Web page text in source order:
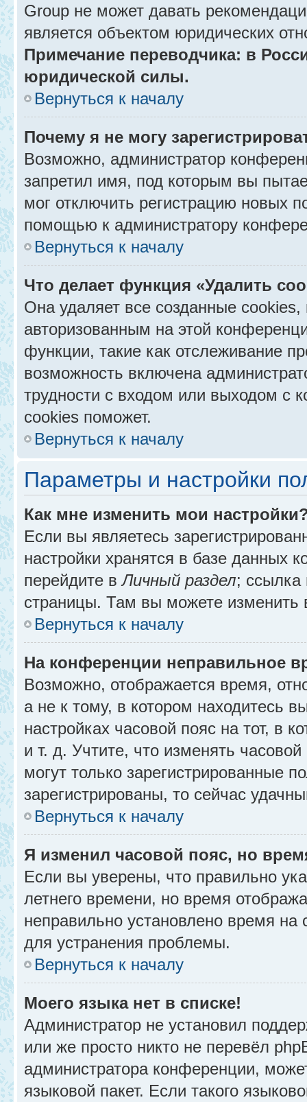
Group не может давать
является объектом юридических
Примечание переводчика: в
юридической силы.
Вернуться к началу
Почему я не могу
Возможно, администратор
запретил имя, под которым вы
мог отключить регистрацию новых
помощью к администратору
Вернуться к началу
Что делает функция «Удалить
Она удаляет все созданные
авторизованным на этой
функции, такие как отслеживание
возможность включена
трудности с входом или выходом с
cookies поможет.
Вернуться к началу
Параметры и настройки
Как мне изменить мои
Если вы являетесь
настройки хранятся в базе данных
перейдите вЛичный раздел; ссылка
страницы. Там вы можете изменить
Вернуться к началу
На конференции неправильное
Возможно, отображается время,
а не к тому, в котором находитесь
настройках часовой пояс на тот, в
и т. д. Учтите, что изменять
могут только зарегистрированные
зарегистрированы, то сейчас
Вернуться к началу
Я изменил часовой пояс, но
Если вы уверены, что правильно
летнего времени, но время
неправильно установлено время
для устранения проблемы.
Вернуться к началу
Моего языка нет в списке!
Администратор не установил
или же просто никто не перевёл
администратора конференции,
языковой пакет. Если такого